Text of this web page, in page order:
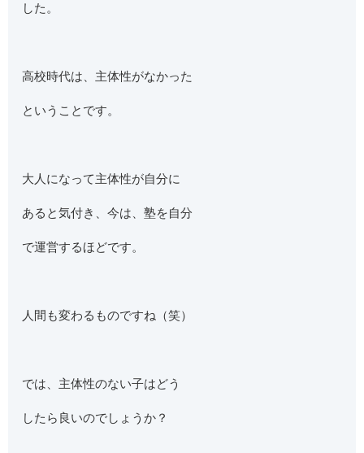
した。
高校時代は、主体性がなかった
ということです。
大人になって主体性が自分に
あると気付き、今は、塾を自分
で運営するほどです。
人間も変わるものですね（笑）
では、主体性のない子はどう
したら良いのでしょうか？